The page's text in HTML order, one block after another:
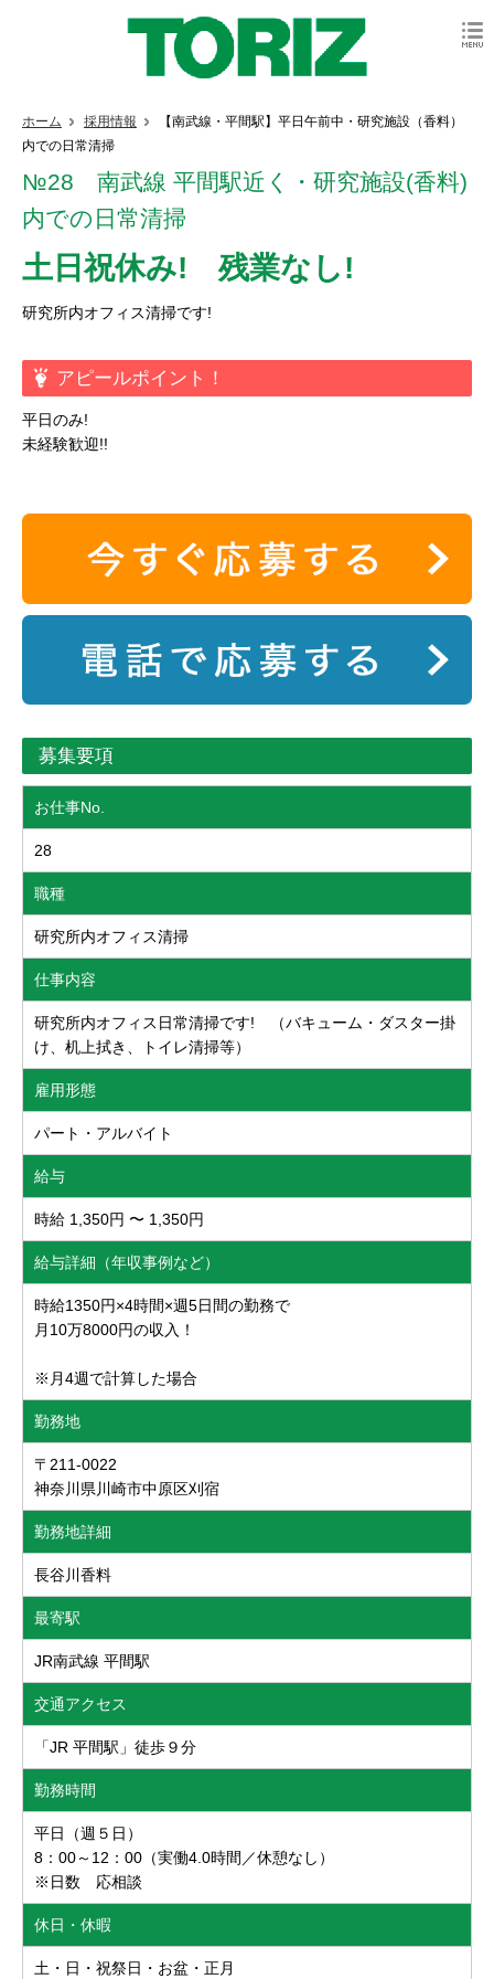
ホーム 採用情報
【南武線・平間駅】平日午前中・研究施設（香料）
内での日常清掃
№28 南武線 平間駅近く・研究施設(香料)
内での日常清掃
土日祝休み! 残業なし!
研究所内オフィス清掃です!
アピールポイント！
平日のみ!
未経験歓迎!!
募集要項
お仕事No.
28
職種
研究所内オフィス清掃
仕事内容
研究所内オフィス日常清掃です! （バキューム・ダスター掛
け、机上拭き、トイレ清掃等）
雇用形態
パート・アルバイト
給与
時給 1,350円 〜 1,350円
給与詳細（年収事例など）
時給1350円×4時間×週5日間の勤務で
月10万8000円の収入！
※月4週で計算した場合
勤務地
〒211-0022
神奈川県川崎市中原区刈宿
勤務地詳細
長谷川香料
最寄駅
JR南武線 平間駅
交通アクセス
「JR 平間駅」徒歩９分
勤務時間
平日（週５日）
8：00～12：00（実働4.0時間／休憩なし）
※日数 応相談
休日・休暇
土・日・祝祭日・お盆・正月